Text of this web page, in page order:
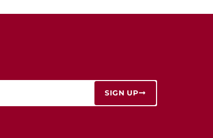
SIGN UP